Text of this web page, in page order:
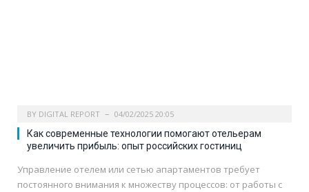
BY DIGITAL REPORT 04/02/2025 20:05
Как современные технологии помогают отельерам
увеличить прибыль: опыт российских гостиниц
Управление отелем или сетью апартаментов требует
постоянного внимания к множеству процессов: от работы с